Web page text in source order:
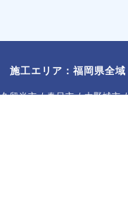
施工エリア：福岡県全域
久留米市 / 春日市 / 大野城市 /